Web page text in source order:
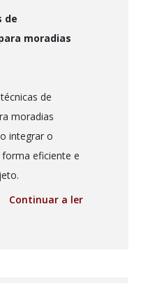
de
moradias
de
moradias
integrar o
eficiente e
Continuar a ler